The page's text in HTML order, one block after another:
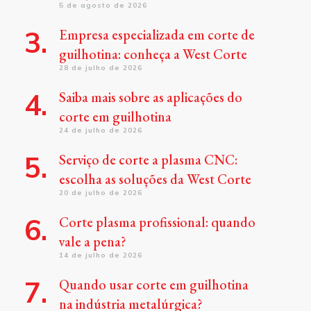
5 de agosto de 2026
Empresa especializada em corte de
guilhotina: conheça a West Corte
28 de julho de 2026
Saiba mais sobre as aplicações do
corte em guilhotina
24 de julho de 2026
Serviço de corte a plasma CNC:
escolha as soluções da West Corte
20 de julho de 2026
Corte plasma profissional: quando
vale a pena?
14 de julho de 2026
Quando usar corte em guilhotina
na indústria metalúrgica?